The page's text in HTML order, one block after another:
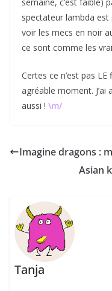
spectateur lambda
voir les mecs en noir
ce sont comme les
Certes ce n’est pas
agréable moment. J’ai
aussi ! \m/
Imagine dragons :
Asian
Tanja